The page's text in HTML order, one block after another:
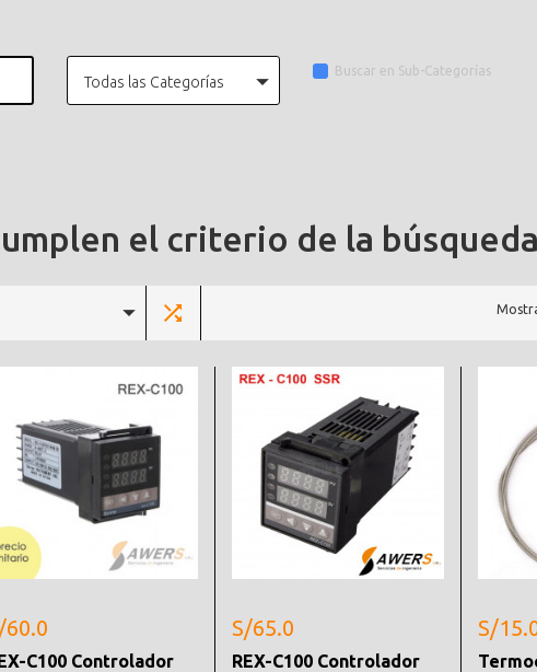
Todas las Categorías
Buscar en Sub-Categorías
el criterio de la búsqueda
60.0
C100 Controlador
S/65.0
REX-C100 Controlador
S/